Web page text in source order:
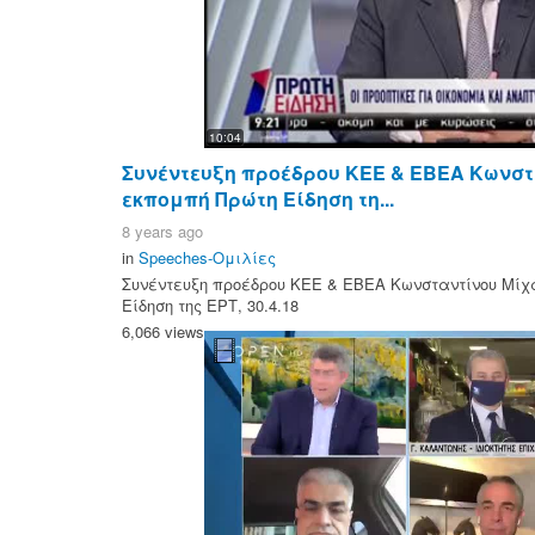
10:04
Συνέντευξη προέδρου ΚΕΕ & ΕΒΕΑ
εκπομπή Πρώτη Είδηση τη...
8 years ago
in Speeches-Ομιλίες
Συνέντευξη προέδρου ΚΕΕ & ΕΒΕΑ Κωνσταντίνου
Είδηση της ΕΡΤ, 30.4.18
6,066 views